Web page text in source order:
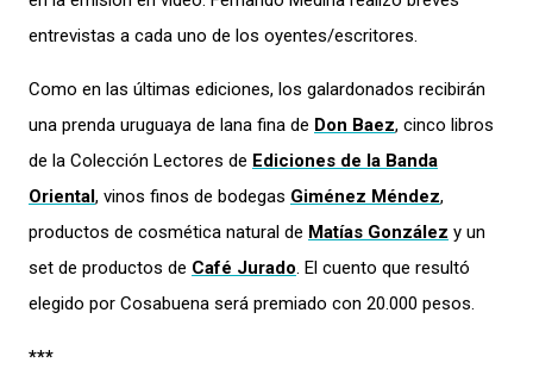
entrevistas a cada uno de los oyentes/escritores.
Como en las últimas ediciones, los galardonados recibirán
una prenda uruguaya de lana fina de Don Baez, cinco libros
de la Colección Lectores de Ediciones de la Banda
Oriental, vinos finos de bodegas Giménez Méndez,
productos de cosmética natural de Matías González y un
set de productos de Café Jurado. El cuento que resultó
elegido por Cosabuena será premiado con 20.000 pesos.
***